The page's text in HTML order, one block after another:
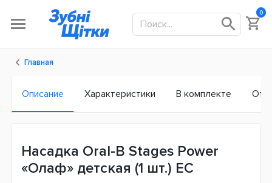
0
Главная
Описание Характеристики В комплекте
Насадка Oral-B Stages Power
«Олаф» детская (1 шт.) ЕС